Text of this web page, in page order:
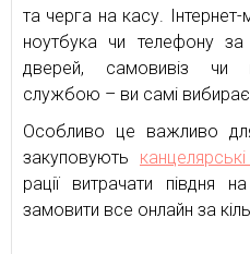
та черга на касу.
ноутбука чи телефону
дверей, самовивіз чи
службою – ви самі
Особливо це важливо
закуповують
рації витрачати півдня
замовити все онлайн за